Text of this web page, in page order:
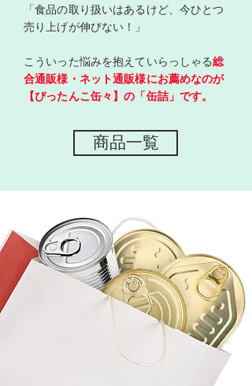
「食品の取り扱いはあるけど、今ひとつ
売り上げが伸びない！」
こういった悩みを抱えていらっしゃる総
合通販様・ネット通販様にお薦めなのが
【ぴったんこ缶々】の「缶詰」です。
商品一覧